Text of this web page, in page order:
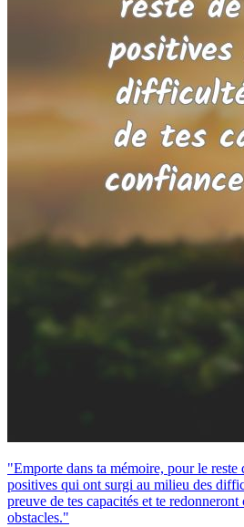
"Emporte dans ta mémoire, pour le reste
positives qui ont surgi au milieu des
preuve de tes capacités et te
obstacles."